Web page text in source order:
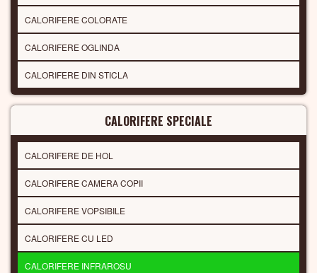
CALORIFERE COLORATE
CALORIFERE OGLINDA
CALORIFERE DIN STICLA
CALORIFERE SPECIALE
CALORIFERE DE HOL
CALORIFERE CAMERA COPII
CALORIFERE VOPSIBILE
CALORIFERE CU LED
CALORIFERE INFRAROSU